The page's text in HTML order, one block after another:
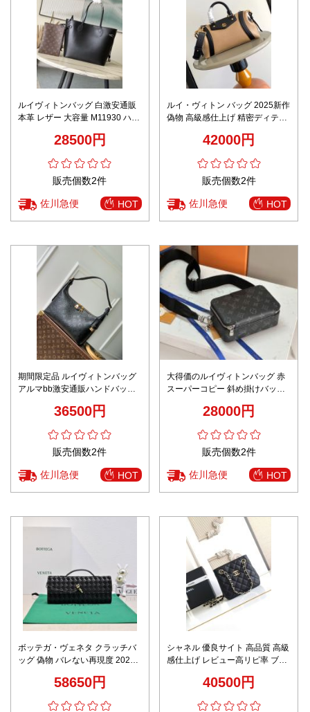
ルイヴィトンバッグ 白激安通販
本革 レザー 大容量 M11930 ハン
28500円
販売個数2件
佐川急便 HOT
ルイ・ヴィトン バッグ 2025新作
偽物 高級感仕上げ 精密ディテー
42000円
販売個数2件
佐川急便 HOT
期間限定品 ルイヴィトンバッグ
アルマbb激安通販ハンドバッグ
36500円
販売個数2件
佐川急便 HOT
大得価のルイヴィトンバッグ 赤
スーパーコピー 斜め掛けバッグ
28000円
販売個数2件
佐川急便 HOT
ボッテガ・ヴェネタ クラッチバ
ッグ 偽物 バレない再現度 2025
ートブラック仕様
58650円
シャネル 優良サイト 高品質 高級
感仕上げ レビュー高リピ率 ブラ
40500円